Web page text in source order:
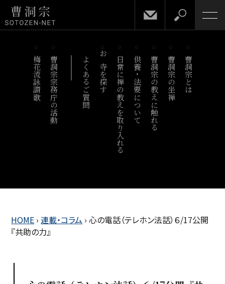
梅花流詠讃歌 曹洞宗宗務庁の活動 よくあるご質問 お寺を探す 日常に禅の教えを取り入れる供養・法要について曹洞宗の教えに触れる 曹洞宗の坐禅 曹洞宗とは
HOME › 連載・コラム › 心の電話（テレホン法話）６/17公開
『共助の力』